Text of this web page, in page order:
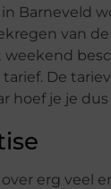
Barneveld
van
weekend
De
hoef je je
erg veel